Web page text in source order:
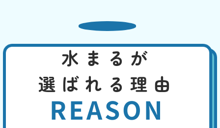
使用するなどで、対策できます。先ずは、どこから水漏れしているかを
トイレの水がとまらない
基本料
3,000 円 W
EB
限
定
割
作業費
2,200円
合計 2,200
便器や手洗い管の水が流れっぱなしの場合は、トイレタンク内の機器の
水まるが
選ばれる理由
REASON